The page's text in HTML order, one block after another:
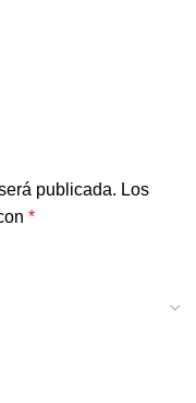
publicada. Los
*